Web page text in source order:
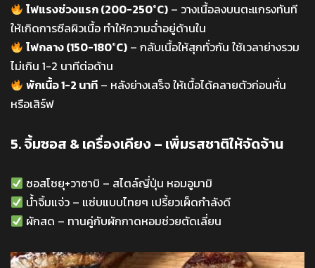
ไฟแรงช่วงแรก (200-250°C) – วางเนื้อลงบนตะแกรงทันที
ให้เกิดการซีลผิวเนื้อ ทำให้ความฉ่ำอยู่ด้านใน
ไฟกลาง (150-180°C) – กลับเนื้อให้สุกทั่วกัน ใช้เวลาย่างรวม
ไม่เกิน 1-2 นาทีต่อด้าน
พักเนื้อ 1-2 นาที – หลังย่างเสร็จ ให้เนื้อได้คลายตัวก่อนหั่น
หรือเสิร์ฟ
5. จิ้มซอส & เครื่องเคียง – เพิ่มรสชาติให้จัดจ้าน
ซอสโชยุ+วาซาบิ – สไตล์ญี่ปุ่น หอมอูมามิ
น้ำจิ้มแจ่ว – แซ่บแบบไทยๆ เปรี้ยวเผ็ดกำลังดี
ผักสด – ทานคู่กับผักกาดหอมช่วยตัดเลี่ยน